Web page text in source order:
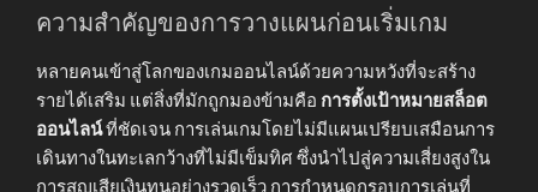
ความสำคัญของการวางแผนก่อนเริ่มเกม
หลายคนเข้าสู่โลกของเกมออนไลน์ด้วยความหวังที่จะสร้าง
รายได้เสริม แต่สิ่งที่มักถูกมองข้ามคือ การตั้งเป้าหมายสล็อต
ออนไลน์ที่ชัดเจน การเล่นเกมโดยไม่มีแผนเปรียบเสมือนการ
เดินทางในทะเลกว้างที่ไม่มีเข็มทิศ ซึ่งนำไปสู่ความเสี่ยงสูงใน
การสูญเสียเงินทุนอย่างรวดเร็ว การกำหนดกรอบการเล่นที่